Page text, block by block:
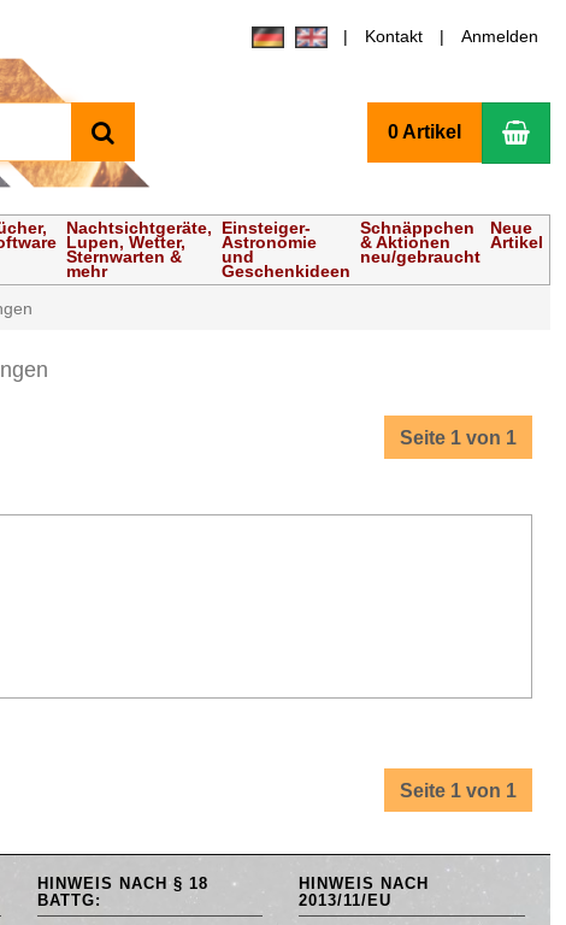
Kontakt Anmelden
0 Artikel
Nachtsichtgeräte,
Lupen, Wetter,
Sternwarten &
mehr
Einsteiger-
Astronomie
und
Geschenkideen
Schnäppchen
& Aktionen
neu/gebraucht
Neue
Artikel
Seite 1 von 1
Seite 1 von 1
HINWEIS NACH § 18
BATTG:
HINWEIS NACH
2013/11/EU